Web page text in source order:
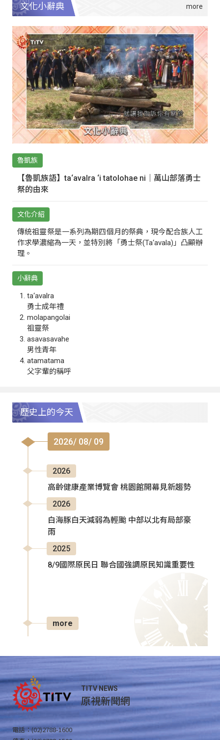
文化小辭典
魯凱族
【魯凱族語】ta‘avalra ‘i tatolohae ni｜萬山部落勇士
祭的由來
文化介紹
傳統祖靈祭是一系列為期四個月的祭典，現今配合族人工
作求學濃縮為一天，並特別將「勇士祭(Ta‘avala)」凸顯辦
理。
小辭典
ta‘avalra
勇士成年禮
molapangolai
祖靈祭
asavasavahe
男性青年
atamatama
父字輩的稱呼
歷史上的今天
2026/ 08/ 09
2026
高齡健康產業博覽會 桃園館開幕見新趨勢
2026
白海豚白天減弱為輕颱 中部以北有局部豪
雨
2025
8/9國際原民日 聯合國強調原民知識重要性
more
TITV NEWS
原視新聞網
電話：(02)2788-1600